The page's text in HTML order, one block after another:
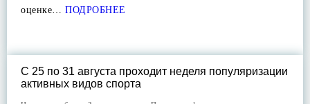
оценке… ПОДРОБНЕЕ
С 25 по 31 августа проходит неделя популяризации
активных видов спорта